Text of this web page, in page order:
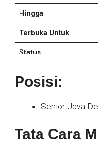
Hingga
Terbuka Untuk
Status
Posisi:
Senior Java
Tata Cara